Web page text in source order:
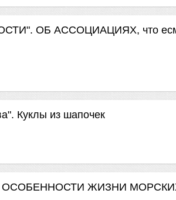
ОБ АССОЦИАЦИЯХ, что
Куклы из шапочек
ОСОБЕННОСТИ ЖИЗНИ